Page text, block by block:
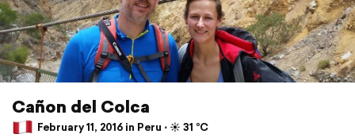
Cañon del Colca
February 11, 2016 in Peru ⋅ ☀️ 31 °C